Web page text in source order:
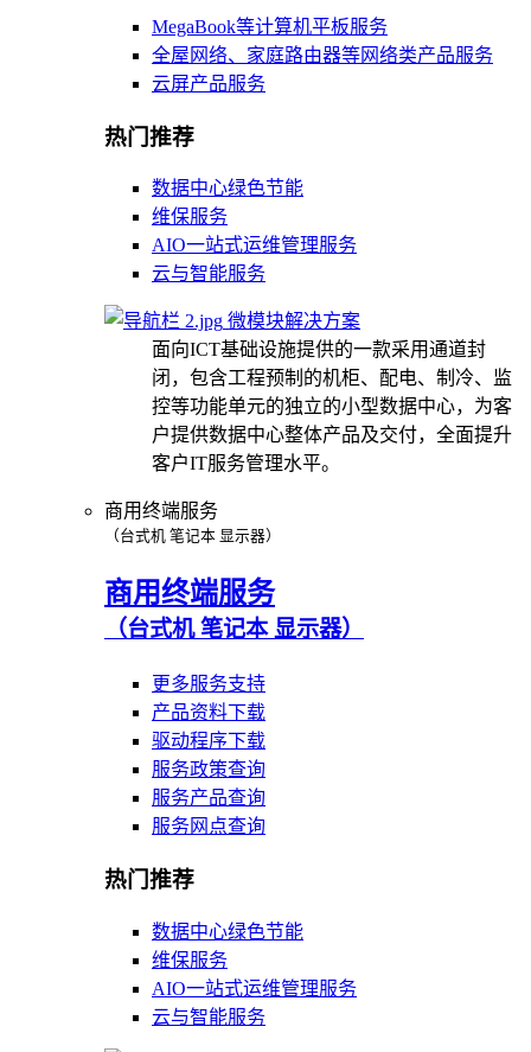
MegaBook等计算机平板服务
全屋网络、家庭路由器等网络类产品服务
云屏产品服务
热门推荐
数据中心绿色节能
维保服务
AIO一站式运维管理服务
云与智能服务
微模块解决方案
面向ICT基础设施提供的一款采用通道封
闭，包含工程预制的机柜、配电、制冷、监
控等功能单元的独立的小型数据中心，为客
户提供数据中心整体产品及交付，全面提升
客户IT服务管理水平。
商用终端服务
（台式机 笔记本 显示器）
商用终端服务
（台式机 笔记本 显示器）
更多服务支持
产品资料下载
驱动程序下载
服务政策查询
服务产品查询
服务网点查询
热门推荐
数据中心绿色节能
维保服务
AIO一站式运维管理服务
云与智能服务